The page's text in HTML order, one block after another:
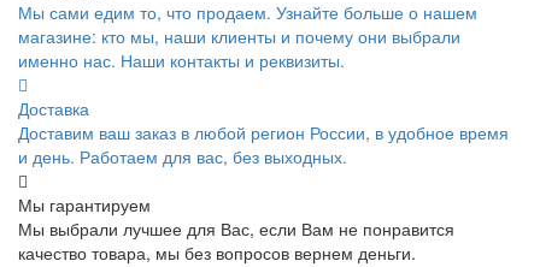
Мы сами едим то, что продаем. Узнайте больше о нашем
магазине: кто мы, наши клиенты и почему они выбрали
именно нас. Наши контакты и реквизиты.
Доставка
Доставим ваш заказ в любой регион России, в удобное время
и день. Работаем для вас, без выходных.
Мы гарантируем
Мы выбрали лучшее для Вас, если Вам не понравится
качество товара, мы без вопросов вернем деньги.